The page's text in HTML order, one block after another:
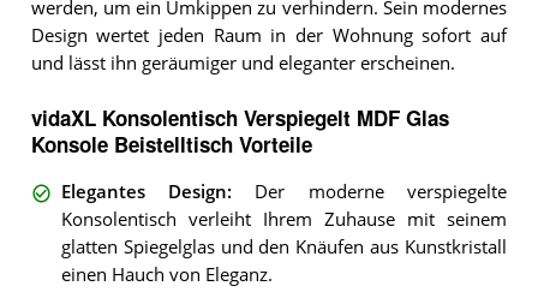
werden, um ein Umkippen zu verhindern. Sein modernes
Design wertet jeden Raum in der Wohnung sofort auf
und lässt ihn geräumiger und eleganter erscheinen.
vidaXL Konsolentisch Verspiegelt MDF Glas
Konsole Beistelltisch Vorteile
Elegantes Design: Der moderne verspiegelte
Konsolentisch verleiht Ihrem Zuhause mit seinem
glatten Spiegelglas und den Knäufen aus Kunstkristall
einen Hauch von Eleganz.